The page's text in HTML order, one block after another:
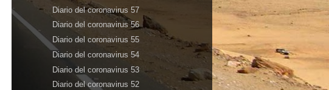
Diario del coronavirus 57
Diario del coronavirus 56
Diario del coronavirus 55
Diario del coronavirus 54
Diario del coronavirus 53
Diario del coronavirus 52